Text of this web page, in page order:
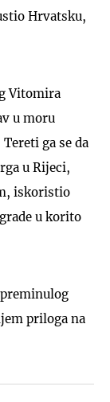
Hrvatsku,
Vitomira
u moru
ga se da
u Rijeci,
iskoristio
u korito
priloga na